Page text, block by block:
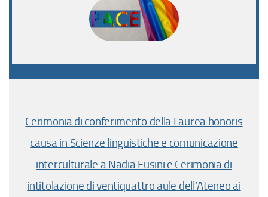
Cerimonia di conferimento della Laurea honoris
causa in Scienze linguistiche e comunicazione
interculturale a Nadia Fusini e Cerimonia di
intitolazione di ventiquattro aule dell’Ateneo ai